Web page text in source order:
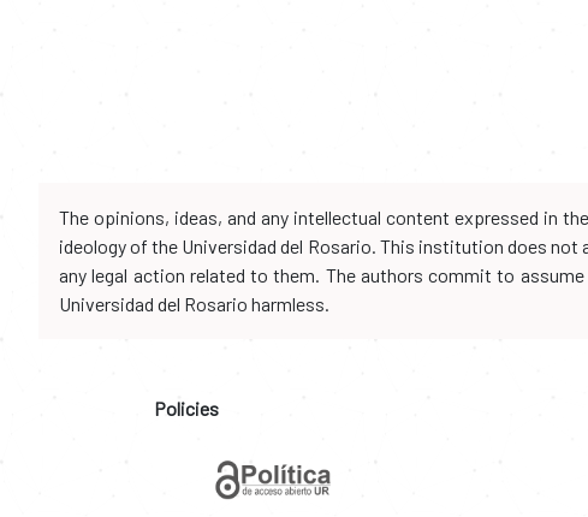
The opinions, ideas, and any intellectual content expressed in
ideology of the Universidad del Rosario. This institution does
any legal action related to them. The authors commit to
Universidad del Rosario harmless.
Policies